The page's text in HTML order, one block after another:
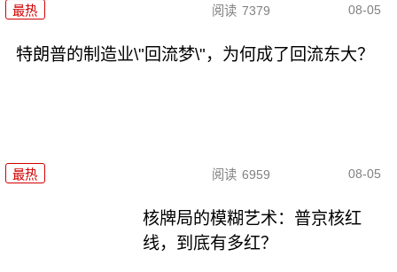
最热 阅读 7379 08-05
特朗普的制造业\"回流梦\"，为何成了回流东大？
最热 阅读 6959 08-05
核牌局的模糊艺术：普京核红
线，到底有多红？